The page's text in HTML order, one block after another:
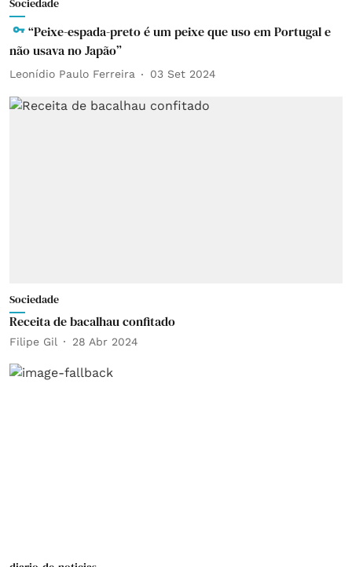
“Peixe-espada-preto é um peixe que uso em Portugal e
não usava no Japão”
Leonídio Paulo Ferreira 03 Set 2024
Sociedade
Receita de bacalhau confitado
Filipe Gil 28 Abr 2024